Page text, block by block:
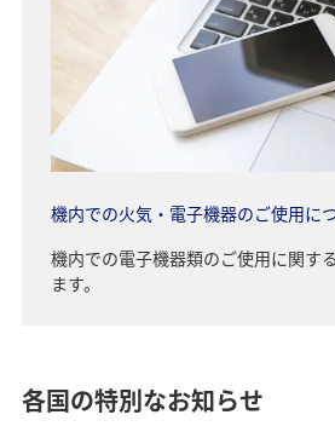
機内での火気・電子機器のご使用に
機内での電子機器類のご使用に関す
ます。
各国の特別なお知らせ